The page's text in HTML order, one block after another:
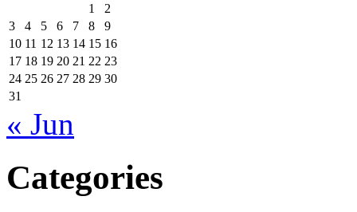
1
2
3
4 5 6 7 8
9
10 11 12 13 14 15 16
17 18 19 20 21 22 23
24 25 26 27 28 29 30
31
« Jun
Categories